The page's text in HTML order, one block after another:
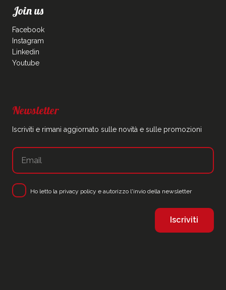
Join us
Facebook
Instagram
Linkedin
Youtube
Newsletter
Iscriviti e rimani aggiornato sulle novità e sulle promozioni
Ho letto la privacy policy e autorizzo l'invio della newsletter